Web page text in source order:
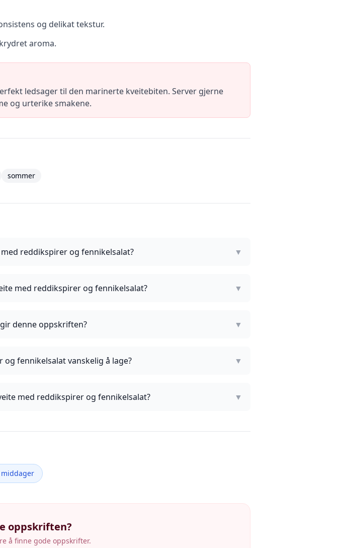
og delikat tekstur.
aroma.
ledsager til den marinerte kveitebiten. Server gjerne
og urterike smakene.
sommer
reddikspirer og fennikelsalat? ▼
med reddikspirer og fennikelsalat? ▼
denne oppskriften? ▼
fennikelsalat vanskelig å lage? ▼
med reddikspirer og fennikelsalat? ▼
oppskriften?
å finne gode oppskrifter.